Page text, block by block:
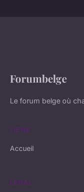
Forumbelge
Le forum belge où
LIENS
Accueil
LÉGAL